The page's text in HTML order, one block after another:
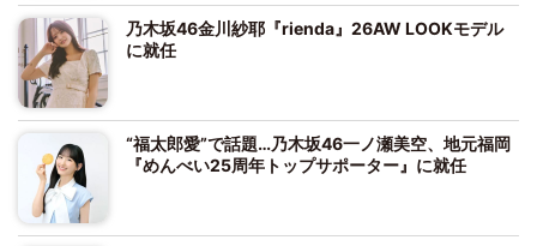
乃木坂46金川紗耶『rienda』26AW LOOKモデル
に就任
“福太郎愛”で話題…乃木坂46一ノ瀬美空、地元福岡
『めんべい25周年トップサポーター』に就任